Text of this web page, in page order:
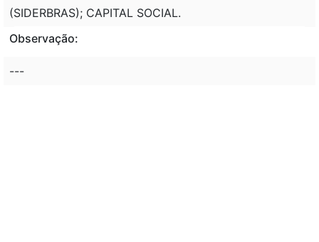
(SIDERBRAS); CAPITAL SOCIAL.
Observação:
---